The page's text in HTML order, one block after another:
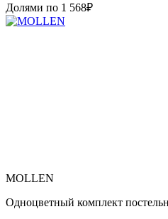
Долями по 1 568₽
MOLLEN
Одноцветный комплект